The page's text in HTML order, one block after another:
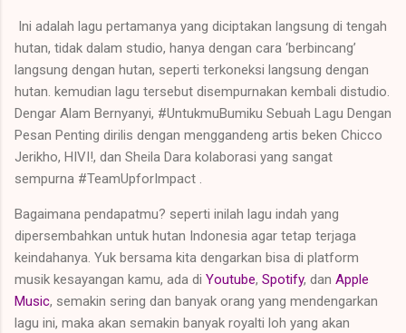
Ini adalah lagu pertamanya yang diciptakan langsung di tengah
hutan, tidak dalam studio, hanya dengan cara ‘berbincang’
langsung dengan hutan, seperti terkoneksi langsung dengan
hutan. kemudian lagu tersebut disempurnakan kembali distudio.
Dengar Alam Bernyanyi, #UntukmuBumiku Sebuah Lagu Dengan
Pesan Penting dirilis dengan menggandeng artis beken Chicco
Jerikho, HIVI!, dan Sheila Dara kolaborasi yang sangat
sempurna #TeamUpforImpact .
Bagaimana pendapatmu? seperti inilah lagu indah yang
dipersembahkan untuk hutan Indonesia agar tetap terjaga
keindahanya. Yuk bersama kita dengarkan bisa di platform
musik kesayangan kamu, ada di Youtube, Spotify, dan Apple
Music, semakin sering dan banyak orang yang mendengarkan
lagu ini, maka akan semakin banyak royalti loh yang akan